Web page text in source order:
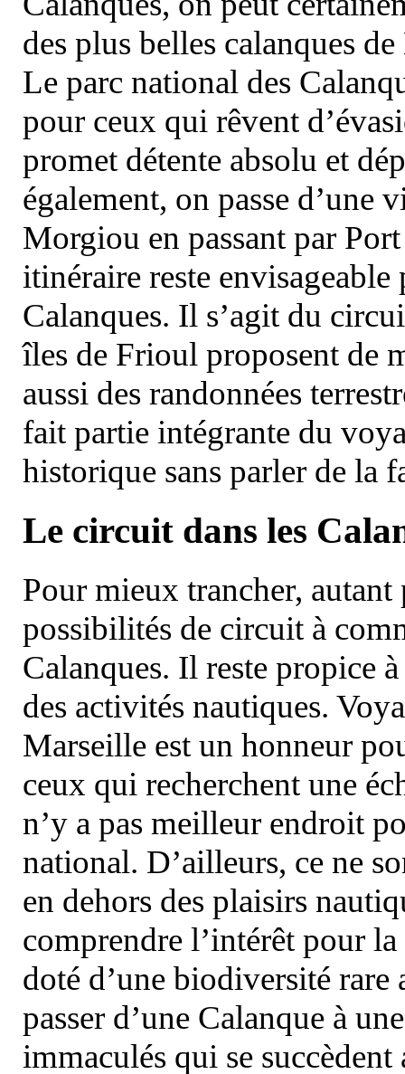
des plus belles calanques
Le parc national des
pour ceux qui rêvent
promet détente absolu et
également, on passe d’une
Morgiou en passant par
itinéraire reste
Calanques. Il s’agit du
îles de Frioul proposent de
aussi des randonnées
fait partie intégrante du
historique sans parler de la
Le circuit dans les
Pour mieux trancher, autant
possibilités de circuit à
Calanques. Il reste propice
des activités nautiques.
Marseille est un honneur
ceux qui recherchent une
n’y a pas meilleur endroit
national. D’ailleurs, ce ne
en dehors des plaisirs
comprendre l’intérêt pour
doté d’une biodiversité
passer d’une Calanque à
immaculés qui se